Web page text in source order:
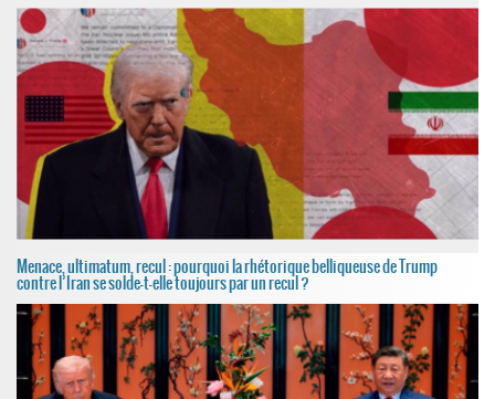
Menace, ultimatum, recul : pourquoi la rhétorique belliqueuse de Trump
contre l’Iran se solde-t-elle toujours par un recul ?